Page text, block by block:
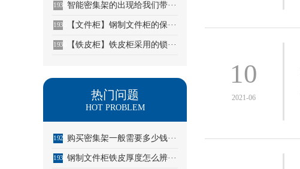
1934 智能密集架的出现给我们带···
1935 【文件柜】钢制文件柜的保···
1936 【铁皮柜】铁皮柜采用的锁···
热门问题
HOT PROBLEM
1929 购买密集架一般需要多少钱···
1930 钢制文件柜铁皮厚度怎么辨···
10
2021-06